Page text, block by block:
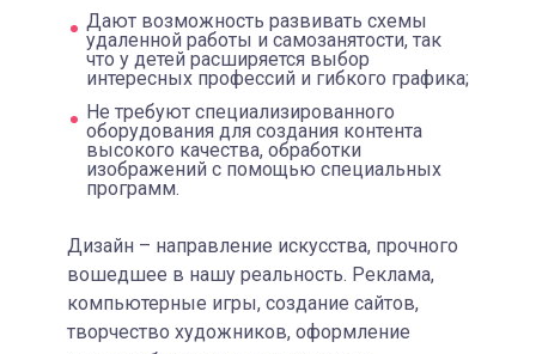
Дают возможность развивать схемы
удаленной работы и самозанятости, так
что у детей расширяется выбор
интересных профессий и гибкого графика;
Не требуют специализированного
оборудования для создания контента
высокого качества, обработки
изображений с помощью специальных
программ.
Дизайн – направление искусства, прочного
вошедшее в нашу реальность. Реклама,
компьютерные игры, создание сайтов,
творчество художников, оформление